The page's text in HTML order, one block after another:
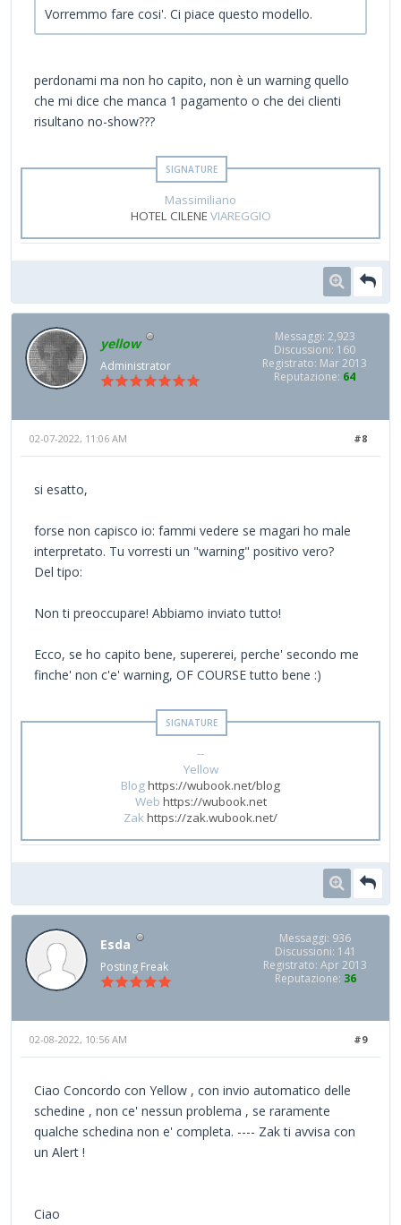
Vorremmo fare cosi'. Ci piace questo modello.
perdonami ma non ho capito, non è un warning quello
che mi dice che manca 1 pagamento o che dei clienti
risultano no-show???
Massimiliano
HOTEL CILENEVIAREGGIO
yellow
Administrator
Messaggi: 2,923
Discussioni: 160
Registrato: Mar 2013
Reputazione: 64
#8
02-07-2022, 11:06 AM
si esatto,
forse non capisco io: fammi vedere se magari ho male
interpretato. Tu vorresti un "warning" positivo vero?
Del tipo:
Non ti preoccupare! Abbiamo inviato tutto!
Ecco, se ho capito bene, supererei, perche' secondo me
finche' non c'e' warning, OF COURSE tutto bene :)
--
Yellow
Bloghttps://wubook.net/blog
Web https://wubook.net
Zakhttps://zak.wubook.net/
Esda
Posting Freak
Messaggi: 936
Discussioni: 141
Registrato: Apr 2013
Reputazione: 36
#9
02-08-2022, 10:56 AM
Ciao Concordo con Yellow , con invio automatico delle
schedine , non ce' nessun problema , se raramente
qualche schedina non e' completa. ---- Zak ti avvisa con
un Alert !
Ciao